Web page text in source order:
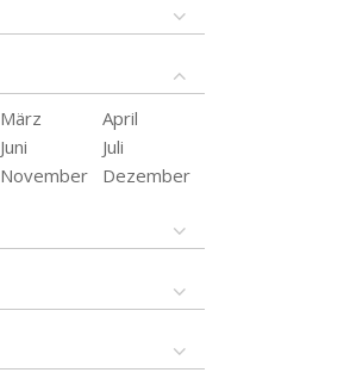
März
April
Juni
Juli
November Dezember